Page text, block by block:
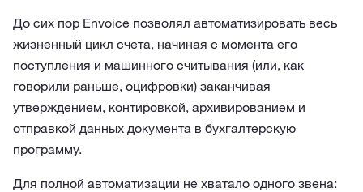
До сих пор Envoice позволял автоматизировать весь
жизненный цикл счета, начиная с момента его
поступления и машинного считывания (или, как
говорили раньше, оцифровки) заканчивая
утверждением, контировкой, архивированием и
отправкой данных документа в бухгалтерскую
программу.
Для полной автоматизации не хватало одного звена: